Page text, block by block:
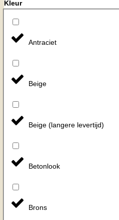
Kleur
Antraciet
Beige
Beige (langere levertijd)
Betonlook
Brons